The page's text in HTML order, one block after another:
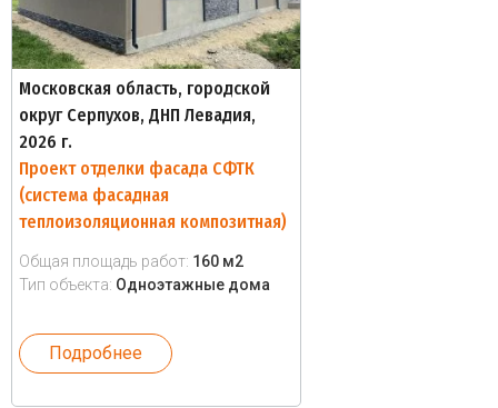
Московская область, городской
округ Серпухов, ДНП Левадия,
2026 г.
Проект отделки фасада СФТК
(система фасадная
теплоизоляционная композитная)
Общая площадь работ: 160 м2
Тип объекта: Одноэтажные дома
Подробнее